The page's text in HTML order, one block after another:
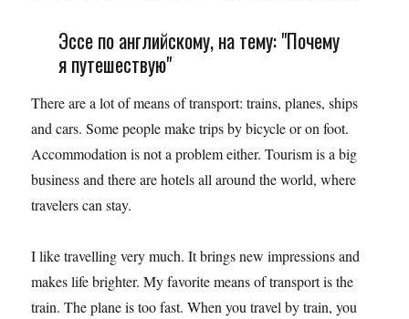
Эссе по английскому, на тему: "Почему
я путешествую"
There are a lot of means of transport: trains, planes, ships
and cars. Some people make trips by bicycle or on foot.
Accommodation is not a problem either. Tourism is a big
business and there are hotels all around the world, where
travelers can stay.
I like travelling very much. It brings new impressions and
makes life brighter. My favorite means of transport is the
train. The plane is too fast. When you travel by train, you